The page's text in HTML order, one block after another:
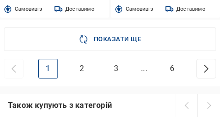
Cамовивіз Доставимо Cамовивіз Доставимо
ПОКАЗАТИ ЩЕ
1 2 3 ... 6
Також купують з категорій